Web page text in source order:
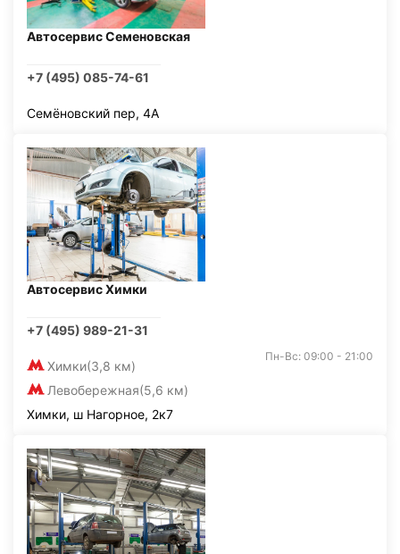
Автосервис Семеновская
+7 (495) 085-74-61
Семёновский пер, 4А
Автосервис Химки
+7 (495) 989-21-31
Химки(3,8 км)
Левобережная(5,6 км)
Пн-Вс: 09:00 - 21:00
Химки, ш Нагорное, 2к7